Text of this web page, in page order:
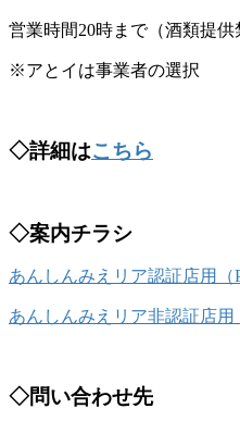
営業時間20時まで（酒類提
※アとイは事業者の選択
◇詳細はこちら
◇案内チラシ
あんしんみえリア認証店用（
あんしんみえリア非認証店用
◇問い合わせ先